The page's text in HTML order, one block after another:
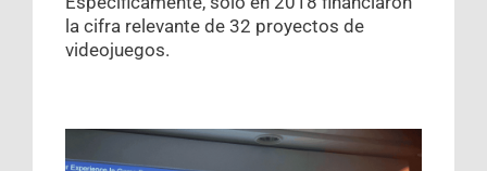
la cifra relevante de 32 proyectos de
videojuegos.